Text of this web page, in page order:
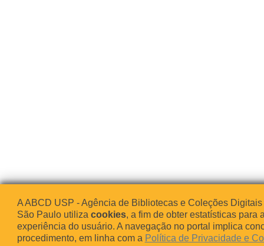
A ABCD USP - Agência de Bibliotecas e Coleções
São Paulo utiliza cookies, a fim de obter estatísticas para
experiência do usuário. A navegação no portal implica
procedimento, em linha com a Política de Privacidade e